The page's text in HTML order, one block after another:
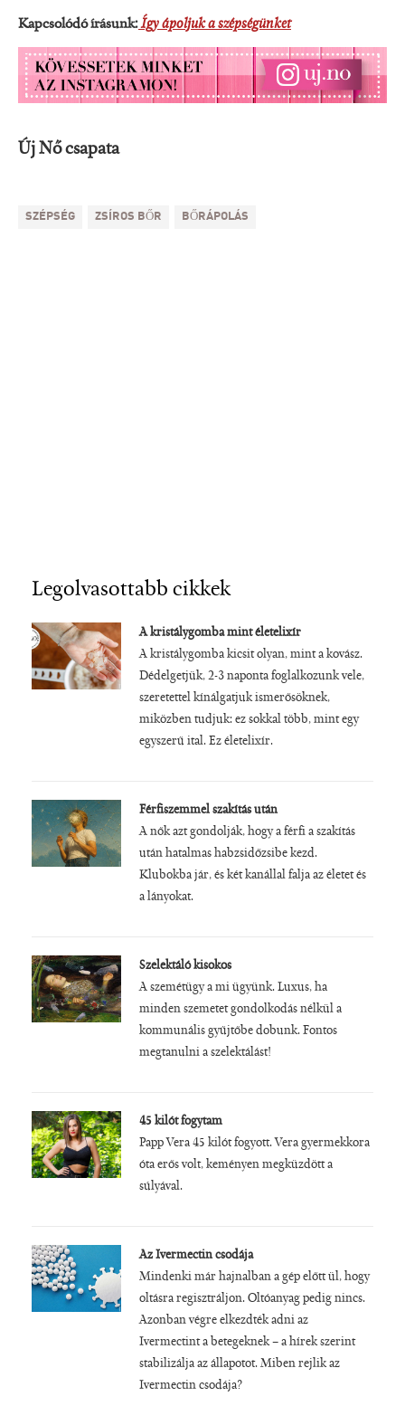
Kapcsolódó írásunk:Így ápoljuk a szépségünket
Új Nő csapata
SZÉPSÉG ZSÍROS BŐR BŐRÁPOLÁS
Legolvasottabb cikkek
A kristálygomba mint életelixír
A kristálygomba kicsit olyan, mint a kovász.
Dédelgetjük, 2-3 naponta foglalkozunk vele,
szeretettel kínálgatjuk ismerősöknek,
miközben tudjuk: ez sokkal több, mint egy
egyszerű ital. Ez életelixír.
Férfiszemmel szakítás után
A nők azt gondolják, hogy a férfi a szakítás
után hatalmas habzsidőzsibe kezd.
Klubokba jár, és két kanállal falja az életet és
a lányokat.
Szelektáló kisokos
A szemétügy a mi ügyünk. Luxus, ha
minden szemetet gondolkodás nélkül a
kommunális gyűjtőbe dobunk. Fontos
megtanulni a szelektálást!
45 kilót fogytam
Papp Vera 45 kilót fogyott. Vera gyermekkora
óta erős volt, keményen megküzdött a
súlyával.
Az Ivermectin csodája
Mindenki már hajnalban a gép előtt ül, hogy
oltásra regisztráljon. Oltóanyag pedig nincs.
Azonban végre elkezdték adni az
Ivermectint a betegeknek – a hírek szerint
stabilizálja az állapotot. Miben rejlik az
Ivermectin csodája?